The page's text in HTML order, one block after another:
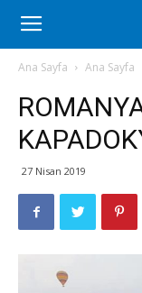
Romanya
Haber
Ana Sayfa Ana Sayfa
27 Nisan 2019